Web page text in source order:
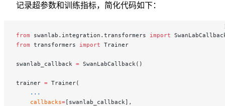
记录超参数和训练指标，简化代码如下：
from swanlab.integration.transformers import
from transformers import Trainer
swanlab_callback = SwanLabCallback()
trainer = Trainer(
    ...
    callbacks
=[swanlab_callback],